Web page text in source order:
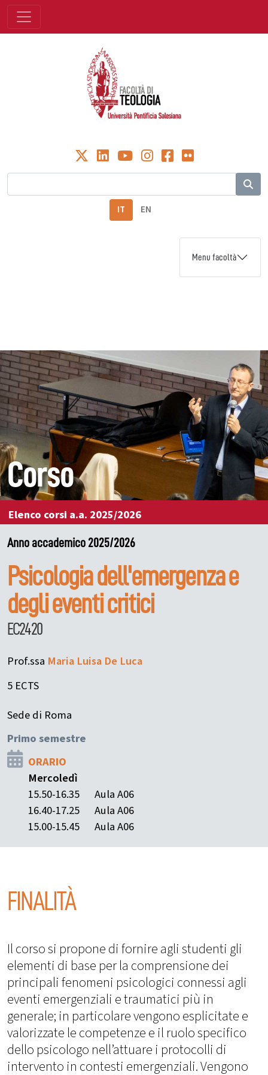
IT EN
Menu facoltà
Corso
Elenco corsi a.a. 2025/2026
Anno accademico 2025/2026
Psicologia dell'emergenza e
degli eventi critici
EC2420
Prof.ssa Maria Luisa De Luca
5 ECTS
Sede di Roma
Primo semestre
ORARIO
Mercoledì
15.50-16.35
Aula A06
16.40-17.25
Aula A06
15.00-15.45
Aula A06
FINALITÀ
Il corso si propone di fornire agli studenti gli
elementi di base per la comprensione dei
principali fenomeni psicologici connessi agli
eventi emergenziali e traumatici più in
generale; in particolare vengono esplicitate e
valorizzate le competenze e il ruolo specifico
dello psicologo nell’attuare i protocolli di
intervento in contesti emergenziali. Vengono